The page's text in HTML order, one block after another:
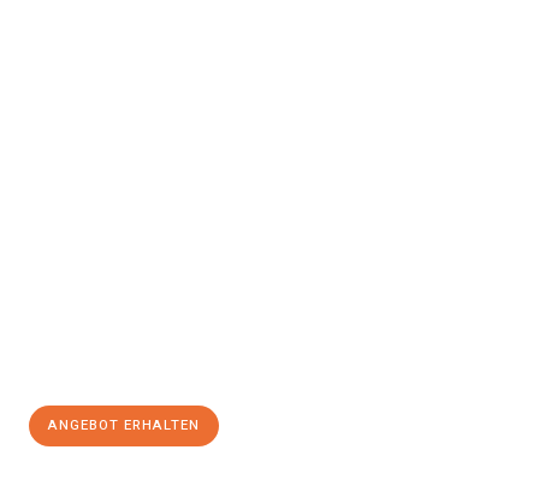
ANGEBOT ERHALTEN